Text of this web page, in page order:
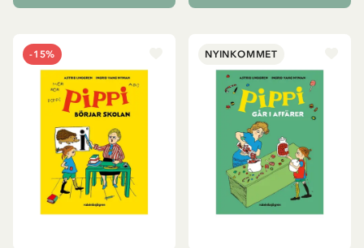
-15% NYINKOMMET